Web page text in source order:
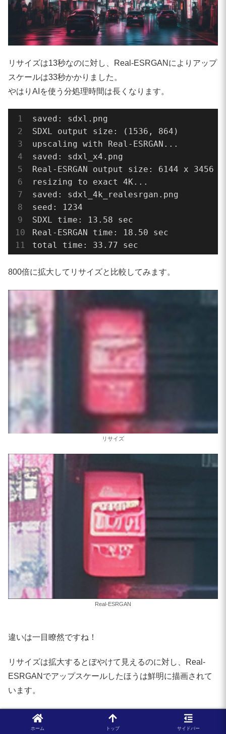
print(
"SDXL output size:", image.size)
#
# 2. Real-ESRGANでアップスケール
#
print("upscaling with Real-ESRGAN..."
if img is None:
raise ValueError(
start_esrgan = time.time()
output, _ = upsampler.enhance(img,
if device == "cuda":
    torch.cuda.synchronize()
esrgan_elapsed = time.time() -
print("saved:", esrgan_output_path)
#
# 3. 4Kへ高品質縮小
#
print(
"resizing to exact 4K..."
upscaled_pil =
final_image = upscaled_pil.resize(
    (final_width, final_height),
    resample=Image.LANCZOS
final_image.save(final_output_path)
total_elapsed = time.time() -
print( "saved:", final_output_path)
print(
f"seed: {seed}")
print(
f"SDXL time: {sd_elapsed:
print(
f"Real-ESRGAN time:
print(
リサイズは13秒なのに対し、Real-ESRGANによりアップ
スケールは33秒かかりました。
やはりAIを使う分処理時間は長くなります。
saved: sdxl.png
SDXL output size: (1536, 864)
upscaling with Real-ESRGAN...
saved: sdxl_x4.png
Real-ESRGAN output size: 6144 x 3456
resizing to exact 4K...
saved: sdxl_4k_realesrgan.png
seed: 1234
SDXL time: 13.58 sec
Real-ESRGAN time: 18.50 sec
total time: 33.77 sec
800倍に拡大してリサイズと比較してみます。
リサイズ
Real-ESRGAN
違いは一目瞭然ですね！
リサイズは拡大するとぼやけて見えるのに対し、Real-
ESRGANでアップスケールしたほうは鮮明に描画されて
います。
ホーム トップ サイドバー